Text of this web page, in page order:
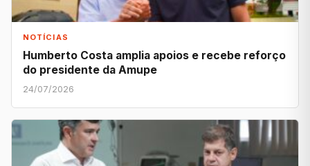
NOTÍCIAS
Humberto Costa amplia apoios e recebe reforço
do presidente da Amupe
24/07/2026